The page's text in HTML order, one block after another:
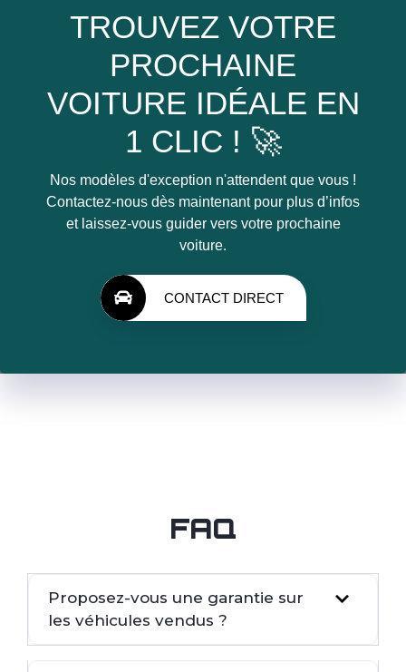
TROUVEZ VOTRE
PROCHAINE
VOITURE IDÉALE EN
1 CLIC ! 🚀
Nos modèles d'exception n'attendent que vous !
Contactez-nous dès maintenant pour plus d’infos
et laissez-vous guider vers votre prochaine
voiture.
CONTACT DIRECT
FAQ
Proposez-vous une garantie sur
les véhicules vendus ?